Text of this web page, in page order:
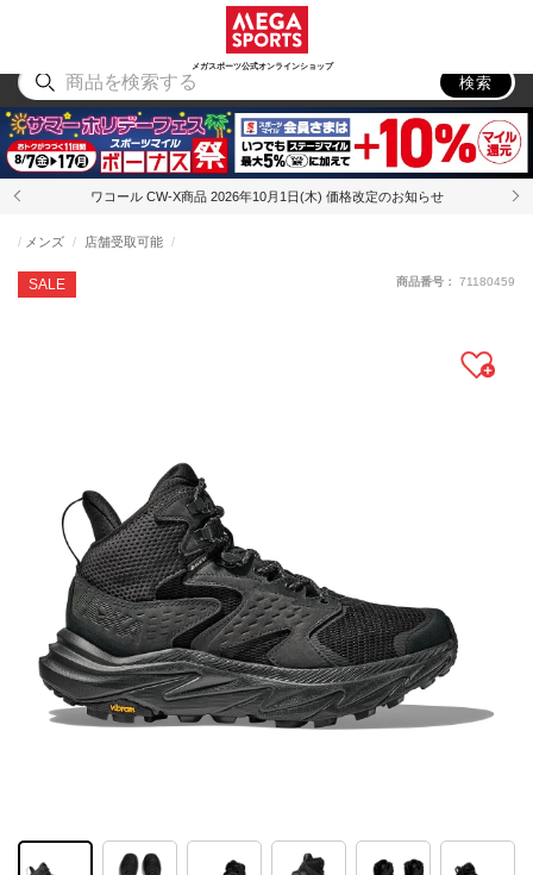
メガスポーツ公式オンラインショップ
アウトドア
検索
ワコール CW-X商品 2026年10月1日(木) 価格改定のお知らせ
SALE
メンズ 店舗受取可能
商品番号： 71180459